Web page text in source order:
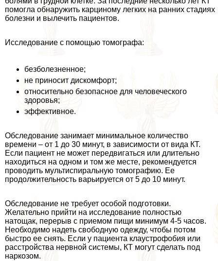
помогла обнаружить карциному легких на ранних стадиях
болезни и вылечить пациентов.
Исследование с помощью томографа:
безболезненное;
не приносит дискомфорт;
относительно безопасное для человеческого
здоровья;
эффективное.
Обследование занимает минимальное количество
времени – от 1 до 30 минут, в зависимости от вида КТ.
Если пациент не может передвигаться или длительно
находиться на одном и том же месте, рекомендуется
проводить мультиспиральную томографию. Ее
продолжительность варьируется от 5 до 10 минут.
Обследование не требует особой подготовки.
Желательно прийти на исследование полностью
натощак, перерыв с приемом пищи минимум 4-5 часов.
Необходимо надеть свободную одежду, чтобы потом
быстро ее снять. Если у пациента клаустрофобия или
расстройства нервной системы, КТ могут сделать под
наркозом.